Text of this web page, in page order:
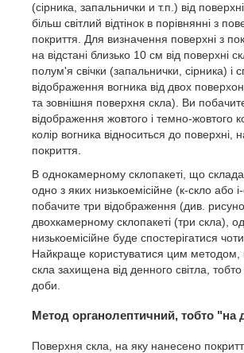
(сірника, запальнички и т.п.) від
більш світлий відтінок в порівнянні з
покриття. Для визначення поверхні з
на відстані близько 10 см від поверхні
полум'я свічки (запальнички, сірника) і
відображення вогника від двох
та зовнішня поверхня скла). Ви
відображення жовтого і темно-жовтого
колір вогника відноситься до поверхні,
покриття.
В однокамерному склопакеті, що
одно з яких низькоемісійне (к-скло або
побачите три відображення (див.
двохкамерному склопакеті (три скла),
низькоемісійне буде спостерігатися
Найкраще користуватися цим методом,
скла захищена від денного світла,
доби.
Метод органолептичний, тобто "на
Поверхня скла, на яку нанесено